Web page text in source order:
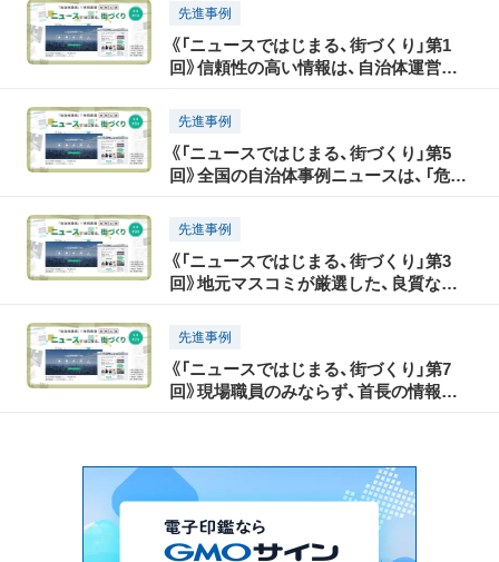
先進事例
《「ニュースではじまる、街づくり」第1
回》信頼性の高い情報は、自治体運営の
先進事例
《「ニュースではじまる、街づくり」第5
回》全国の自治体事例ニュースは、「危機
先進事例
《「ニュースではじまる、街づくり」第3
回》地元マスコミが厳選した、良質な地
先進事例
《「ニュースではじまる、街づくり」第7
回》現場職員のみならず、首長の情報収